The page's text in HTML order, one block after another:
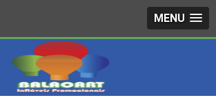
MENU